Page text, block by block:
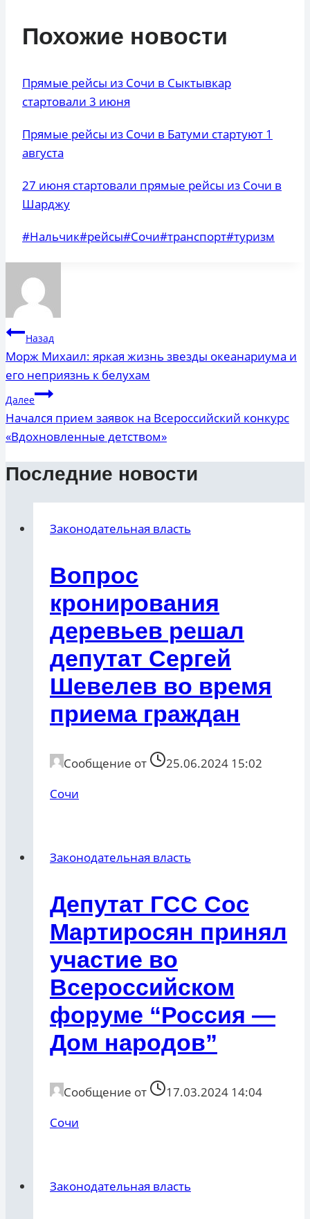
Похожие новости
Прямые рейсы из Сочи в Сыктывкар
стартовали 3 июня
Прямые рейсы из Сочи в Батуми стартуют 1
августа
27 июня стартовали прямые рейсы из Сочи в
Шарджу
Метки
#Нальчик#рейсы#Сочи#транспорт#туризм
Навигация
по
записям
Назад
Морж Михаил: яркая жизнь звезды океанариума и
его неприязнь к белухам
Далее
Начался прием заявок на Всероссийский конкурс
«Вдохновленные детством»
Последние новости
Законодательная власть
Вопрос
кронирования
деревьев решал
депутат Сергей
Шевелев во время
приема граждан
Сообщение от
25.06.2024 15:02
Сочи
Законодательная власть
Депутат ГСС Сос
Мартиросян принял
участие во
Всероссийском
форуме “Россия —
Дом народов”
Сообщение от
17.03.2024 14:04
Сочи
Законодательная власть